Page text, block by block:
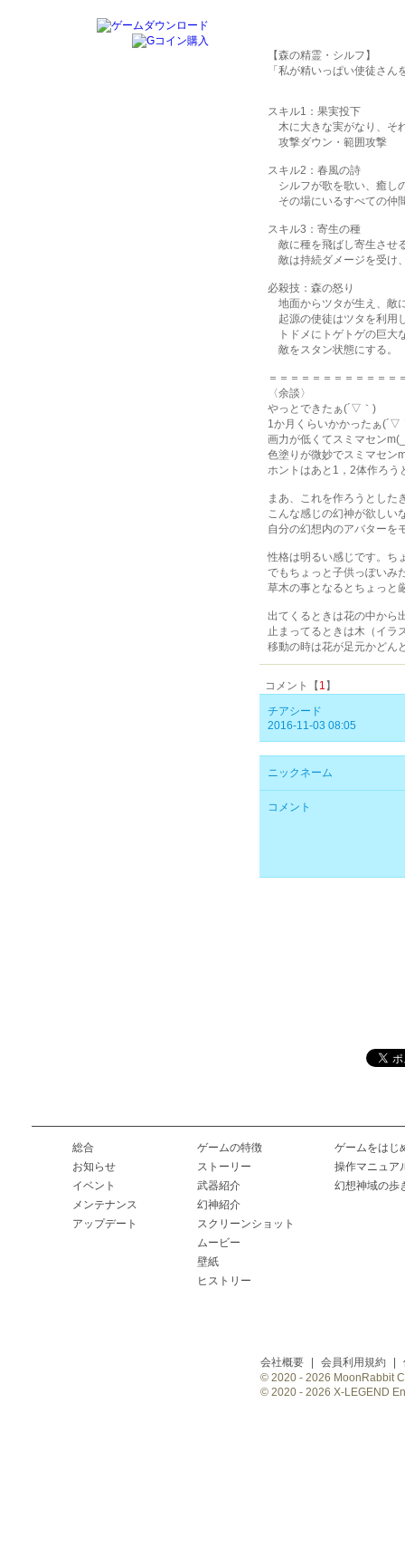
【森の精霊・シルフ】
「私が精いっぱい使徒さん
スキル1：果実投下
木に大きな実がなり、そ
攻撃ダウン・範囲攻撃
スキル2：春風の詩
シルフが歌を歌い、癒し
その場にいるすべての仲
スキル3：寄生の種
敵に種を飛ばし寄生させ
敵は持続ダメージを受け
必殺技：森の怒り
地面からツタが生え、敵
起源の使徒はツタを利用
トドメにトゲトゲの巨大
敵をスタン状態にする。
＝＝＝＝＝＝＝＝＝＝＝＝
〈余談〉
やっとできたぁ(´▽｀)
1か月くらいかかったぁ(´▽
画力が低くてスミマセン
色塗りが微妙でスミマセン
ホントはあと1，2体作ろう
まあ、これを作ろうとした
こんな感じの幻神が欲しい
自分の幻想内のアバターを
性格は明るい感じです。ち
でもちょっと子供っぽいみ
草木の事となるとちょっと
出てくるときは花の中から
止まってるときは木（イラ
移動の時は花が足元かどん
コメント【 1 】
チアシード
2016-11-03 08:05
ニックネーム
コメント
総合
お知らせ
イベント
メンテナンス
アップデート
ゲームの特徴
ストーリー
武器紹介
幻神紹介
スクリーンショット
ムービー
壁紙
ヒストリー
ゲームをはじ
操作マニュア
幻想神域の歩
会社概要 会員利用規約
© 2020 - 2026 MoonRabbit
© 2020 - 2026 X-LEGEND